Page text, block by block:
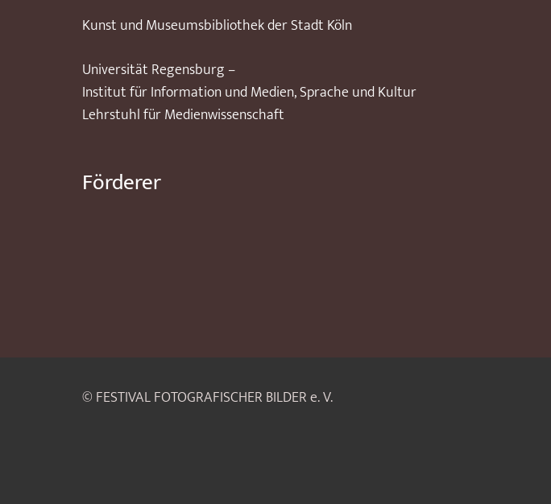
Kunst und Museumsbibliothek der Stadt Köln
Universität Regensburg –
Institut für Information und Medien, Sprache und Kultur
Lehrstuhl für Medienwissenschaft
Förderer
© FESTIVAL FOTOGRAFISCHER BILDER e. V.